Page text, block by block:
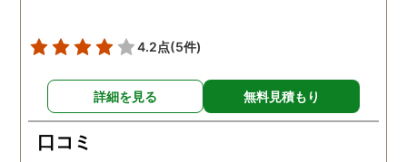
4.2点(5件)
詳細を見る 無料見積もり
口コミ